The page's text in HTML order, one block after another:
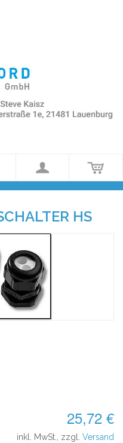
HS
25,72 €
inkl. MwSt., zzgl. Versand